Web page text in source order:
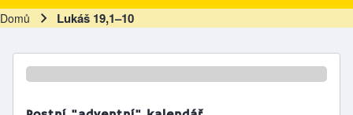
Drobečková navigace
Domů Lukáš 19,1–10